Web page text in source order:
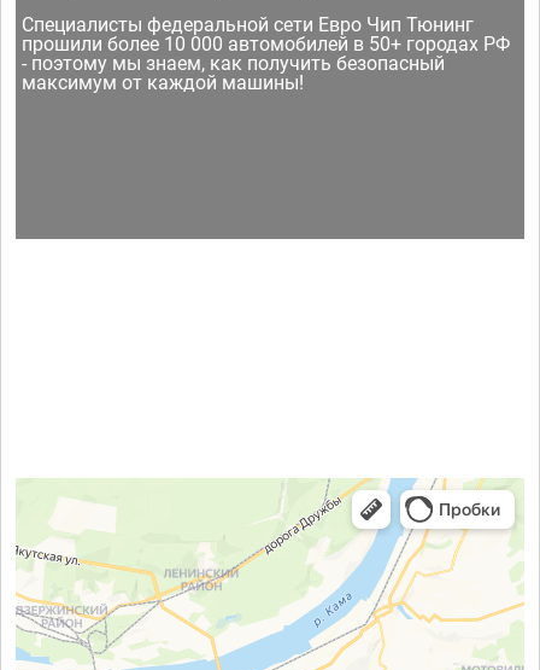
Специалисты федеральной сети Евро Чип Тюнинг
прошили более 10 000 автомобилей в 50+ городах РФ
- поэтому мы знаем, как получить безопасный
максимум от каждой машины!